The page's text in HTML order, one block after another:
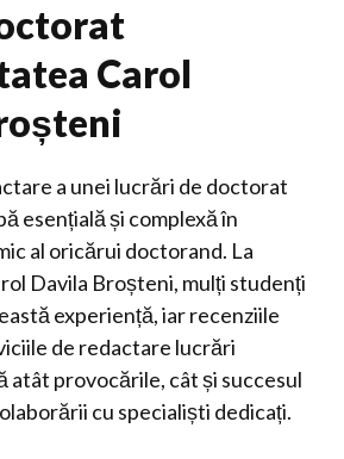
Carol
a unei lucrări de doctorat
esențială și complexă în
al oricărui doctorand. La
Davila Broșteni, mulți studenți
experiență, iar recenziile
de redactare lucrări
provocările, cât și succesul
cu specialiști dedicați.